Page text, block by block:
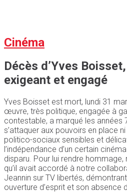
Cinéma
Décès d’Yves
exigeant et engagé
Yves Boisset est mort, lundi 31
œuvre, très politique, engagée à
contestable, a marqué les années
s’attaquer aux pouvoirs en place
politico-sociaux sensibles et
l’indépendance d’un certain
disparu. Pour lui rendre hommage,
qu’il avait accordé à notre
Jeannin sur TV libertés,
ouverture d’esprit et son absence